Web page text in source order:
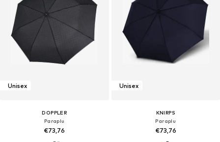
Unisex
DOPPLER
Paraplu
€73,76
Unisex
KNIRPS
Paraplu
€73,76